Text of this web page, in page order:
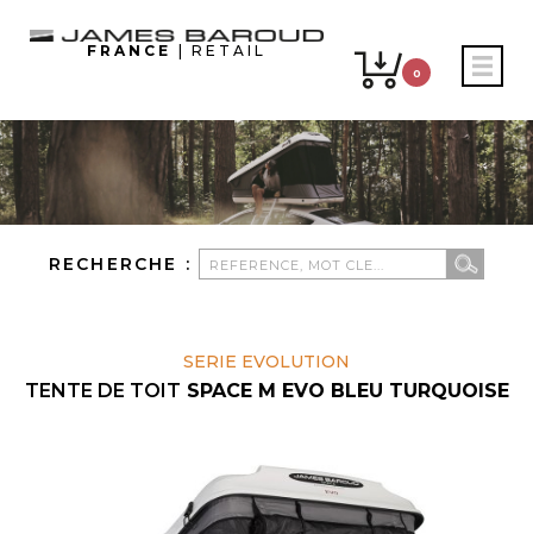
FRANCE | RETAIL
0
RECHERCHE :
SERIE EVOLUTION
TENTE DE TOIT SPACE M EVO BLEU TURQUOISE